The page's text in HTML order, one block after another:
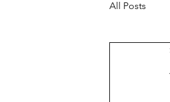
All Posts